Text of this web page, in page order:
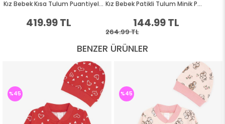
BENZER ÜRÜNLER
%45 %45